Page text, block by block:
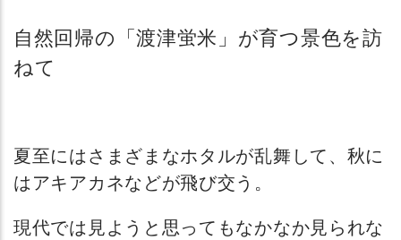
自然回帰の「渡津蛍米」が育つ景色を訪
ねて
夏至にはさまざまなホタルが乱舞して、秋に
はアキアカネなどが飛び交う。
現代では見ようと思ってもなかなか見られな